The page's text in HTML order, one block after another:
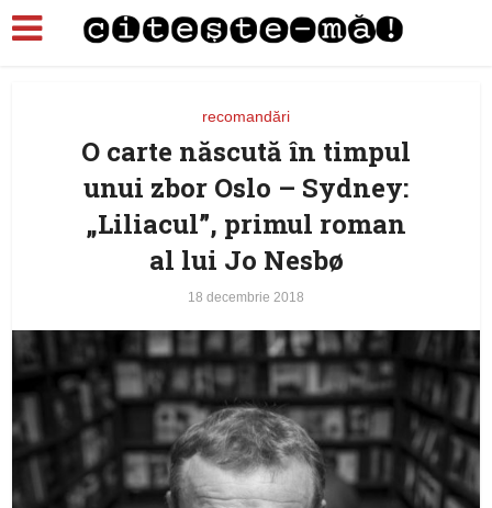
recomandări
O carte născută în timpul
unui zbor Oslo – Sydney:
„Liliacul”, primul roman
al lui Jo Nesbø
18 decembrie 2018